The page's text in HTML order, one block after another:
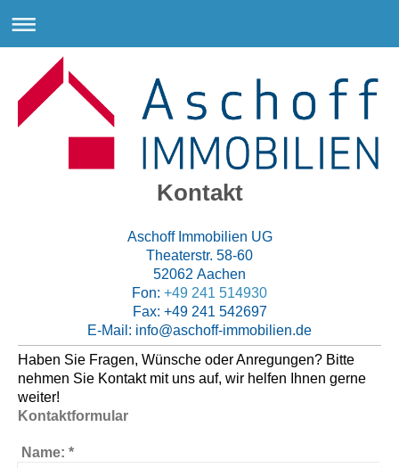
Kontakt
Aschoff Immobilien UG
Theaterstr. 58-60
52062 Aachen
Fon: +49 241 514930
Fax: +49 241 542697
E-Mail: info@aschoff-immobilien.de
Haben Sie Fragen, Wünsche oder Anregungen? Bitte
nehmen Sie Kontakt mit uns auf, wir helfen Ihnen gerne
weiter!
Kontaktformular
Name: *